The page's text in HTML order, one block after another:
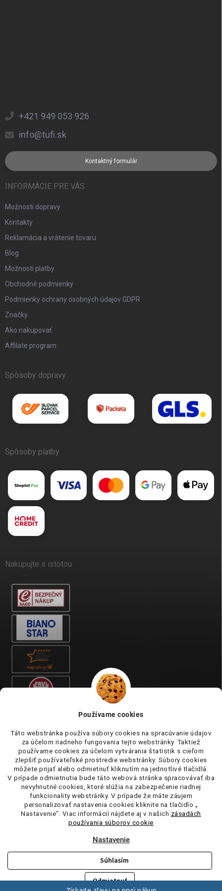
Používame cookies
Táto webstránka používa súbory cookies na spracúvanie údajov
za účelom riadneho fungovania tejto webstránky. Taktiež
používame cookies za účelom vytvárania štatistik s cieľom
zlepšiť používateľské prostredie webstránky. Súbory cookies
môžete prijať alebo odmietnuť kliknutím na jednotlivé tlačidlá.
V prípade odmietnutia bude táto webová stránka spracovávať iba
nevyhnutné cookies, ktoré slúžia na zabezpečenie riadnej
funkcionality webstránky. V prípade že máte záujem
personalizovať nastavenia cookies kliknite na tlačidlo „
Nastavenie“. Viac informácií nájdete aj v našich zásadách
používania súborov cookie
Nastavenie
Odmietnuť
Súhlasím
+421 949 053 926
info@tufi.sk
Kontaktný formulár
INFORMÁCIE PRE VÁS
Možnosti dopravy
Kontakty
Reklamácia a vrátenie tovaru
Blog
Možnosti platby
Obchodné podmienky
Podmienky ochrany osobných údajov GDPR
Značky
Ako nakupovať
Affilate program
Spôsoby dopravy
Spôsoby platby
Nakupujte s istotou
. Všetky práva vyhradené.
cookies